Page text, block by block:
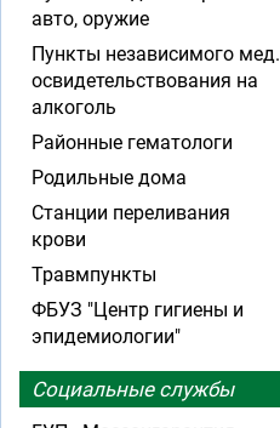
авто, оружие
Пункты независимого мед.
освидетельствования на
алкоголь
Районные гематологи
Родильные дома
Станции переливания
крови
Травмпункты
ФБУЗ "Центр гигиены и
эпидемиологии"
Социальные службы